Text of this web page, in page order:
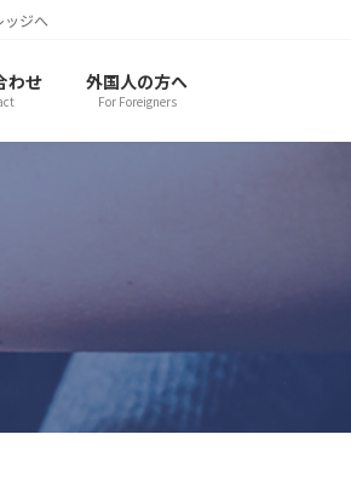
ッジへ
わせ 外国人の方へ
For Foreigners